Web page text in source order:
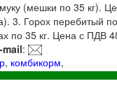
(мешки по 35 кг).
3. Горох перебитый
по 35 кг. Цена с ПДВ
mail:
, комбикорм,